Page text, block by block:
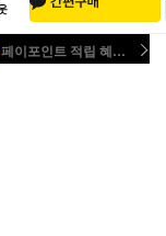
페이포인트 적립 혜택 2배 UP!